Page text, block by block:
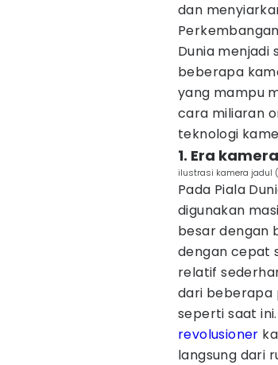
dan
Dunia menjadi
beberapa
yang mampu
cara miliaran
teknologi
1. Era
ilustrasi kamera jadul
Pada Piala
digunakan
besar dengan
dengan cepat
relatif
dari beberapa
seperti saat
revolusioner
langsung dari